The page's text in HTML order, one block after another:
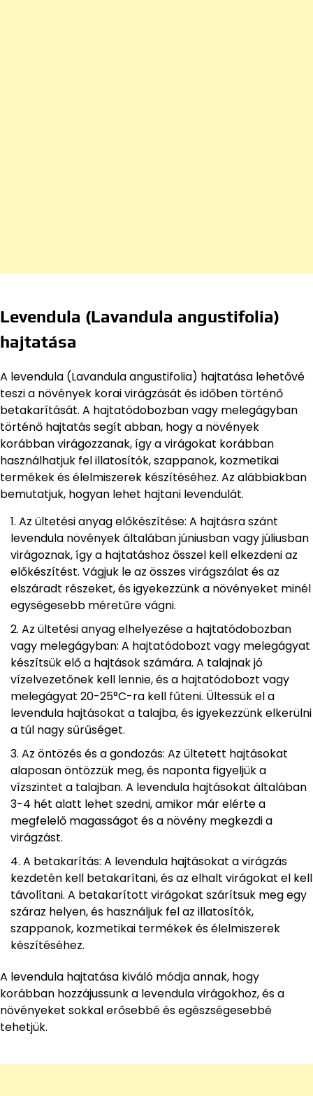
Levendula (Lavandula angustifolia)
hajtatása
A levendula (Lavandula angustifolia) hajtatása lehetővé
teszi a növények korai virágzását és időben történő
betakarítását. A hajtatódobozban vagy melegágyban
történő hajtatás segít abban, hogy a növények
korábban virágozzanak, így a virágokat korábban
használhatjuk fel illatosítók, szappanok, kozmetikai
termékek és élelmiszerek készítéséhez. Az alábbiakban
bemutatjuk, hogyan lehet hajtani levendulát.
Az ültetési anyag előkészítése: A hajtásra szánt
levendula növények általában júniusban vagy júliusban
virágoznak, így a hajtatáshoz ősszel kell elkezdeni az
előkészítést. Vágjuk le az összes virágszálat és az
elszáradt részeket, és igyekezzünk a növényeket minél
egységesebb méretűre vágni.
Az ültetési anyag elhelyezése a hajtatódobozban
vagy melegágyban: A hajtatódobozt vagy melegágyat
készítsük elő a hajtások számára. A talajnak jó
vízelvezetőnek kell lennie, és a hajtatódobozt vagy
melegágyat 20-25°C-ra kell fűteni. Ültessük el a
levendula hajtásokat a talajba, és igyekezzünk elkerülni
a túl nagy sűrűséget.
Az öntözés és a gondozás: Az ültetett hajtásokat
alaposan öntözzük meg, és naponta figyeljük a
vízszintet a talajban. A levendula hajtásokat általában
3-4 hét alatt lehet szedni, amikor már elérte a
megfelelő magasságot és a növény megkezdi a
virágzást.
A betakarítás: A levendula hajtásokat a virágzás
kezdetén kell betakarítani, és az elhalt virágokat el kell
távolítani. A betakarított virágokat szárítsuk meg egy
száraz helyen, és használjuk fel az illatosítók,
szappanok, kozmetikai termékek és élelmiszerek
készítéséhez.
A levendula hajtatása kiváló módja annak, hogy
korábban hozzájussunk a levendula virágokhoz, és a
növényeket sokkal erősebbé és egészségesebbé
tehetjük.